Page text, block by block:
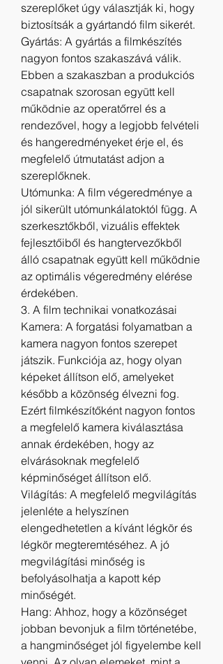
szereplőket úgy választják ki, hogy
biztosítsák a gyártandó film sikerét.
Gyártás: A gyártás a filmkészítés
nagyon fontos szakaszává válik.
Ebben a szakaszban a produkciós
csapatnak szorosan együtt kell
működnie az operatőrrel és a
rendezővel, hogy a legjobb felvételi
és hangeredményeket érje el, és
megfelelő útmutatást adjon a
szereplőknek.
Utómunka: A film végeredménye a
jól sikerült utómunkálatoktól függ. A
szerkesztőkből, vizuális effektek
fejlesztőiből és hangtervezőkből
álló csapatnak együtt kell működnie
az optimális végeredmény elérése
érdekében.
3. A film technikai vonatkozásai
Kamera: A forgatási folyamatban a
kamera nagyon fontos szerepet
játszik. Funkciója az, hogy olyan
képeket állítson elő, amelyeket
később a közönség élvezni fog.
Ezért filmkészítőként nagyon fontos
a megfelelő kamera kiválasztása
annak érdekében, hogy az
elvárásoknak megfelelő
képminőséget állítson elő.
Világítás: A megfelelő megvilágítás
jelenléte a helyszínen
elengedhetetlen a kívánt légkör és
légkör megteremtéséhez. A jó
megvilágítási minőség is
befolyásolhatja a kapott kép
minőségét.
Hang: Ahhoz, hogy a közönséget
jobban bevonjuk a film történetébe,
a hangminőséget jól figyelembe kell